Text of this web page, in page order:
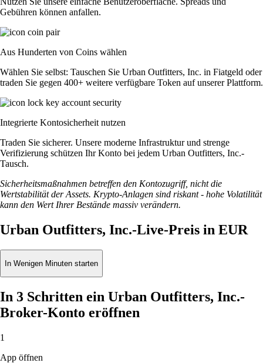
Gebühren können anfallen.
Aus Hunderten von Coins wählen
Wählen Sie selbst: Tauschen Sie Urban Outfitters, Inc. in Fiatgeld oder
traden Sie gegen 400+ weitere verfügbare Token auf unserer Plattform.
Integrierte Kontosicherheit nutzen
Traden Sie sicherer. Unsere moderne Infrastruktur und strenge
Verifizierung schützen Ihr Konto bei jedem Urban Outfitters, Inc.-
Tausch.
Sicherheitsmaßnahmen betreffen den Kontozugriff, nicht die
Wertstabilität der Assets. Krypto-Anlagen sind riskant - hohe Volatilität
kann den Wert Ihrer Bestände massiv verändern.
Urban Outfitters, Inc.-Live-Preis in EUR
In Wenigen Minuten starten
In 3 Schritten ein Urban Outfitters, Inc.-
Broker-Konto eröffnen
1
App öffnen